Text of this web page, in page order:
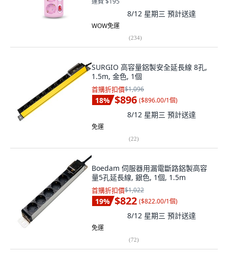
8/12 星期三 預計送達
WOW免運
(234)
SURGIO 高容量鋁製安全延長線 8孔,
1.5m, 金色, 1個
首購折扣價$1,096
18% $896 ($896.00/1個)
8/12 星期三 預計送達
免運
(22)
Boedam 伺服器用漏電斷路鋁製高容
量5孔延長線, 銀色, 1個, 1.5m
首購折扣價$1,022
19% $822 ($822.00/1個)
8/12 星期三 預計送達
免運
(72)